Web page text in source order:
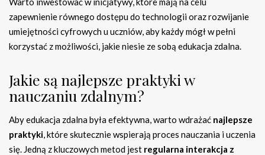
zapewnienie równego dostępu do technologii oraz rozwijanie
umiejętności cyfrowych u uczniów, aby każdy mógł w pełni
korzystać z możliwości, jakie niesie ze sobą edukacja zdalna.
Jakie są najlepsze praktyki w
nauczaniu zdalnym?
Aby edukacja zdalna była efektywna, warto wdrażać najlepsze
praktyki, które skutecznie wspierają proces nauczania i uczenia
się. Jedną z kluczowych metod jest regularna interakcja z